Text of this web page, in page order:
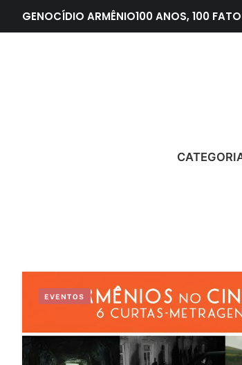
para
GENOCÍDIO ARMÊNIO100 ANOS, 100
EVENTOS